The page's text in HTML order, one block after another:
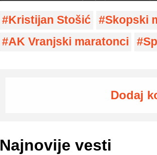
Kristijan Stošić Skopski
AK Vranjski maratonci
Dodaj
Najnovije vesti